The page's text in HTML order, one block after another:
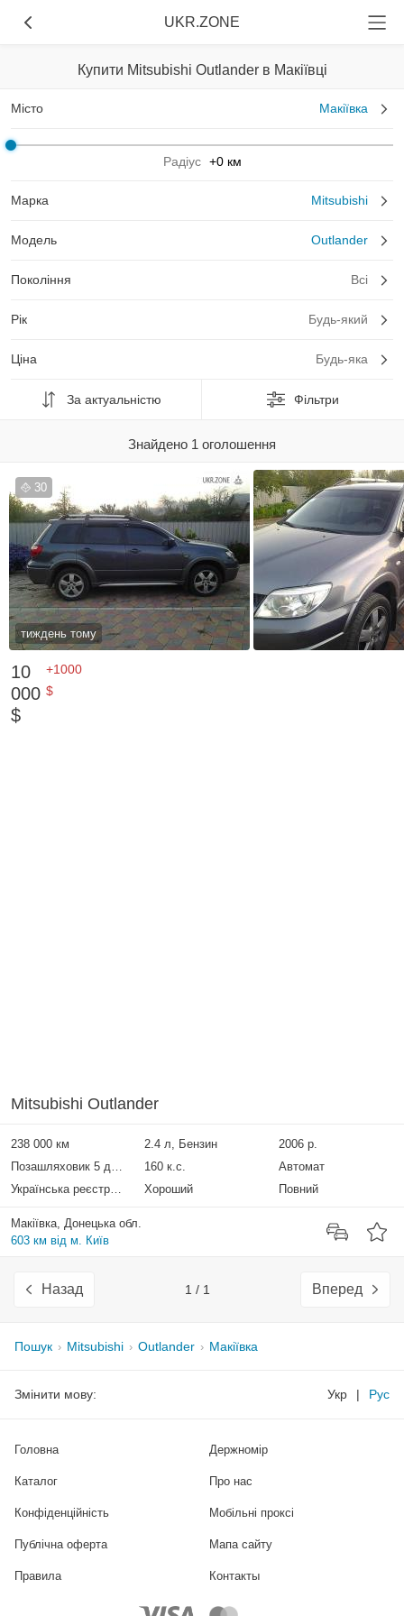
UKR.ZONE
Купити Mitsubishi Outlander в Макіївці
Місто Макіївка
Радіус +0 км
Марка Mitsubishi
Модель Outlander
Покоління Всі
Рік Будь-який
Ціна Будь-яка
За актуальністю Фільтри
Знайдено 1 оголошення
30
тиждень тому
10
000
$
+1000
$
Mitsubishi Outlander
238 000 км 2.4 л, Бензин
2006 р.
Позашляховик 5 дверей
160 к.с.
Автомат
Українська реєстрація
Хороший Повний
Макіївка, Донецька обл.
603 км від м. Київ
Назад 1 / 1 Вперед
Пошук Mitsubishi Outlander Макіївка
Змінити мову: Укр | Рус
Головна
Каталог
Держномір
Про нас
Конфіденційність Мобільні проксі
Публічна оферта Мапа сайту
Правила Контакты